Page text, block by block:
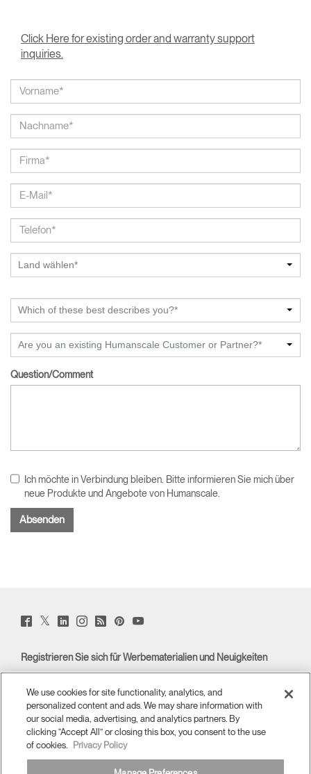
Click Here for existing order and warranty support
inquiries.
Land wählen*
Which of these best describes you?*
Are you an existing Humanscale Customer or Partner?*
Question/Comment
Ich möchte in Verbindung bleiben. Bitte informieren Sie mich über
neue Produkte und Angebote von Humanscale.
Facebook
(opens
Twitter
(opens
LinkedIn
(opens
Instagram
(opens
Humanscale
Blog
window)
PinterstYouTube
Registrieren Sie sich für Werbematerialien und Neuigkeiten
ÜBERBLICK
ERGONOMISCHE HILFSMITTEL
We use cookies for site functionality, analytics, and
personalized content and ads. We may share information with
our social media, advertising, and analytics partners. By
clicking “Accept All” or closing this box, you consent to the use
of cookies.
Privacy Policy